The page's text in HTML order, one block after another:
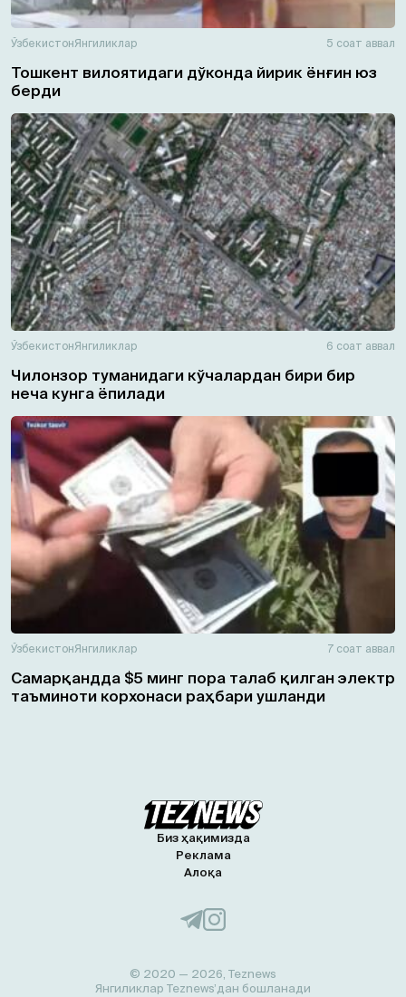
ЎзбекистонЯнгиликлар 5 соат аввал
Тошкент вилоятидаги дўконда йирик ёнғин юз
берди
ЎзбекистонЯнгиликлар 6 соат аввал
Чилонзор туманидаги кўчалардан бири бир
неча кунга ёпилади
ЎзбекистонЯнгиликлар 7 соат аввал
Самарқандда $5 минг пора талаб қилган электр
таъминоти корхонаси раҳбари ушланди
Биз ҳақимизда
Реклама
Алоқа
© 2020 — 2026, Teznews
Янгиликлар Teznews’дан бошланади